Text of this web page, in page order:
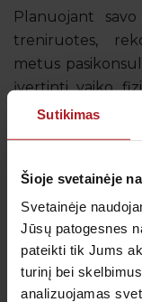
Sutikimas
Šioje svetainėje
Svetainėje
Jūsų patogesnes
pateikti tik Jums
turinį bei
analizuojamas
Planuojant
treniruotes,
metus
įvertinti vaiko
krūvio poveikį jo
Šeimos
vaikų
spaudimą ar
konsultacijos su
kokia ūžesių
funkcinio